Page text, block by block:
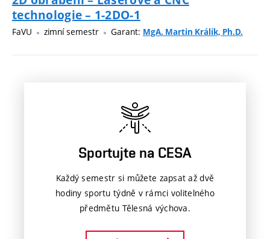
technologie – 1-2DO-1
FaVU zimní semestr Garant: MgA. Martin Králík, Ph.D.
Sportujte na CESA
Každý semestr si můžete zapsat až dvě
hodiny sportu týdně v rámci volitelného
předmětu Tělesná výchova.